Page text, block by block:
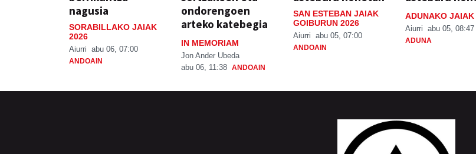
nagusia
SORABILLAKO JAIAK
2026
Aiurri abu 06, 07:00
ANDOAIN
ondorengoen
arteko katebegia
IN MEMORIAM
Jon Ander Ubeda
abu 06, 11:38 ANDOAIN
SAN ESTEBAN JAIAK
GOIBURUN 2026
Aiurri abu 05, 07:00
ANDOAIN
ADUNAKO JAIAK
Aiurri abu 05, 08:47
ADUNA